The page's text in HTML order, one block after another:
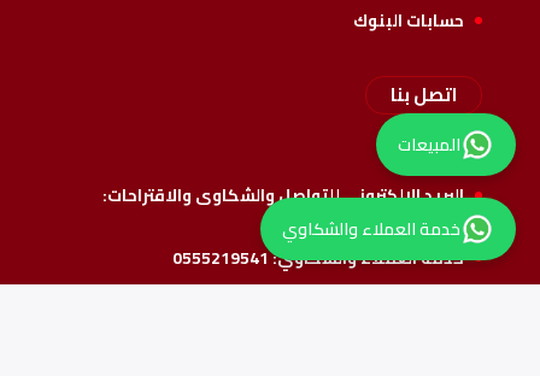
المبيعات
خدمة العملاء والشكاوي
حسابات البنوك
اتصل بنا
راسلنا
البريد الإلكتروني للتواصل والشكاوى والاقتراحات:
info@alshathri.sa
خدمة العملاء والشكاوي:0555219541